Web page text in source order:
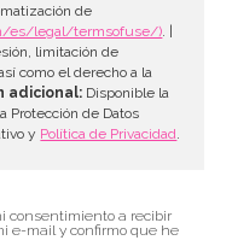
de
es/legal/termsofuse/). |
limitación de
como el derecho a la
adicional: Disponible la
Protección de Datos
y Política de Privacidad.
consentimiento a recibir
e-mail y confirmo que he